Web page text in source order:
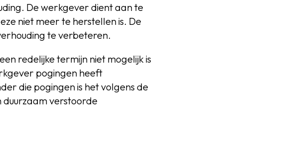
De werkgever dient aan te
niet meer te herstellen is. De
te verbeteren.
redelijke termijn niet mogelijk is
pogingen heeft
die pogingen is het volgens de
verstoorde